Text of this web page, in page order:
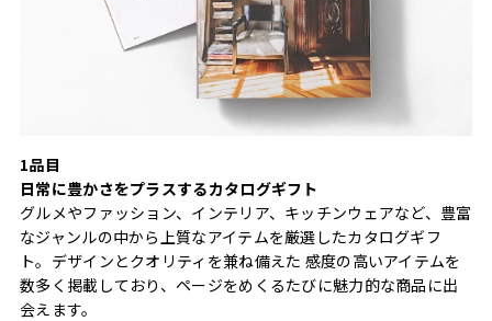
1品目
日常に豊かさをプラスするカタログギフト
グルメやファッション、インテリア、キッチンウェアなど、豊富
なジャンルの中から上質なアイテムを厳選したカタログギフ
ト。デザインとクオリティを兼ね備えた 感度の高いアイテムを
数多く掲載しており、ページをめくるたびに魅力的な商品に出
会えます。